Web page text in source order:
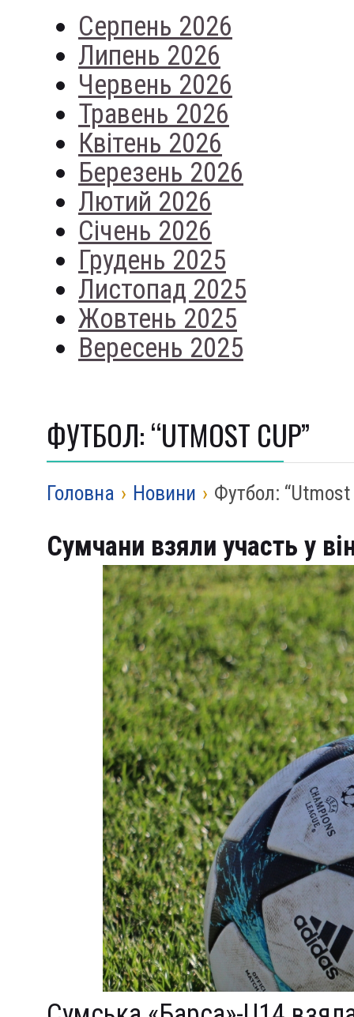
Серпень 2026
Липень 2026
Червень 2026
Травень 2026
Квітень 2026
Березень 2026
Лютий 2026
Січень 2026
Грудень 2025
Листопад 2025
Жовтень 2025
Вересень 2025
ФУТБОЛ: “UTMOST CUP”
Головна › Новини › Футбол: “Utmost
Сумчани взяли участь у